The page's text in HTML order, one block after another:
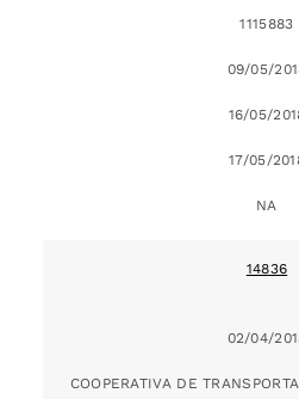
1115883
09/05/
16/05/
17/05/
NA
14836
02/04/
COOPERATIVA DE